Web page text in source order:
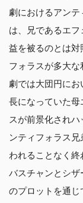
劇におけるアン
は、兄であるエフ
益を被るのとは対
フォラスが多大
劇では大団円に
長になっていた
スが前景化され
ンティフォラス
われることなく
バスチャンとシ
のプロットを通じ